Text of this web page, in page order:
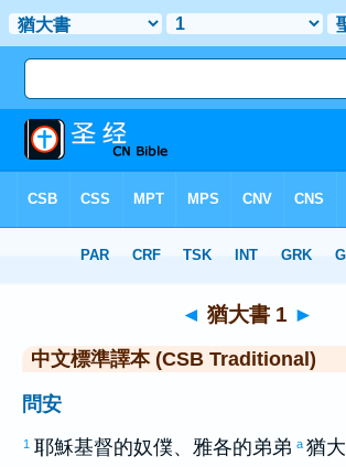
> 猶大書 1
◄ 猶大書 1 ►
中文標準譯本 (CSB Traditional)
問安
1 耶穌基督的奴僕、 雅各的弟弟 a 猶大